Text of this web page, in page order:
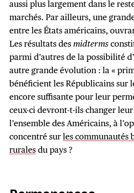
aussi plus largement dans le
marchés. Par ailleurs, une
entre les États américains,
Les résultats des midterms
parmi d’autres de la possibilité
autre grande évolution : la «
bénéficient les Républicains
encore suffisante pour leur
ceux-ci devront-t-ils changer
l’ensemble des Américains, à
concentré surles communautés
ruralesdu pays ?